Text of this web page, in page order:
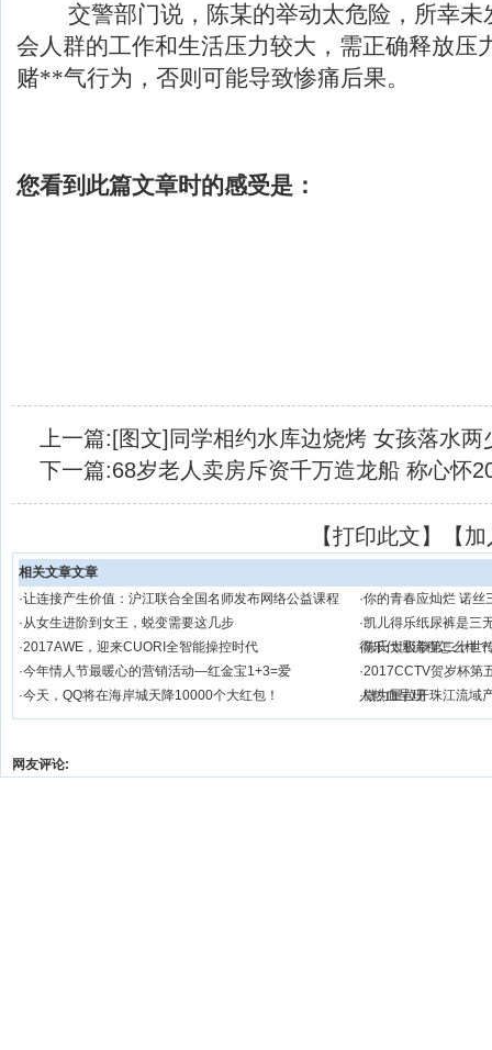
交警部门说，陈某的举动太危险，所幸未
会人群的工作和生活压力较大，需正确释放压
赌**气行为，否则可能导致惨痛后果。
您看到此篇文章时的感受是：
上一篇: [图文]同学相约水库边烧烤 女孩落水两
下一篇:68岁老人卖房斥资千万造龙船 称心怀
【打印此文】【加
相关文章文章
·让连接产生价值：沪江联合全国名师发布网络公益课程 ·你的青春应灿烂 诺丝
·从女生进阶到女王，蜕变需要这几步 ·凯儿得乐纸尿裤是三
得乐代理流程怎么样？
·2017AWE，迎来CUORI全智能操控时代 ·陈氏太极拳第二十世
·今年情人节最暖心的营销活动—红金宝1+3=爱 ·2017CCTV贺岁杯第
人热血呈现
·今天，QQ将在海岸城天降10000个大红包！ ·微力量拉开珠江流域
网友评论: